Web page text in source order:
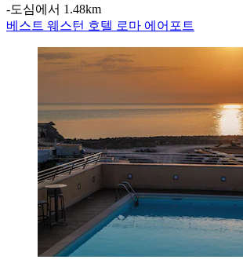
‐도심에서 1.48km
베스트 웨스턴 호텔 로마 에어포트